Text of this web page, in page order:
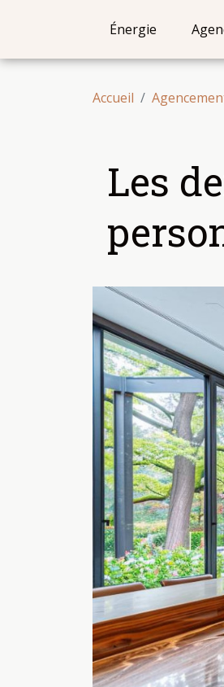
Énergie
Accueil
Les